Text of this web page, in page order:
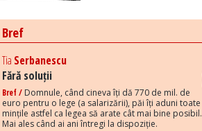
Bref
Tia Serbanescu
Fără soluții
Bref / Domnule, când cineva îți dă 770 de mil. de
euro pentru o lege (a salarizării), păi îți aduni toate
mințile astfel ca legea să arate cât mai bine posibil.
Mai ales când ai ani întregi la dispoziție.